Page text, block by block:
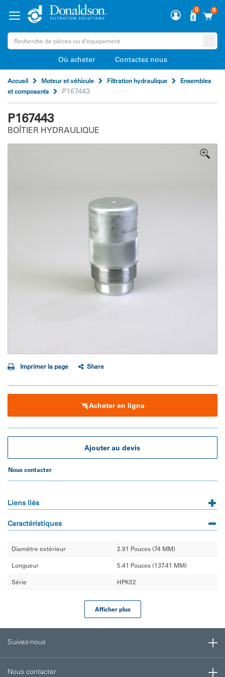
0
0
Où acheter Contactez nous
Accueil Moteur et véhicule Filtration hydraulique
Ensembles
et composants
P167443
P167443
BOÎTIER HYDRAULIQUE
Imprimer la page Share
Acheter en ligne
Ajouter au devis
Nous contacter
Liens liés
Caractéristiques
Diamètre extérieur 2.91 Pouces (74 MM)
Longueur 5.41 Pouces (137.41 MM)
Série HPK02
Afficher plus
Suivez-nous
Nous contacter